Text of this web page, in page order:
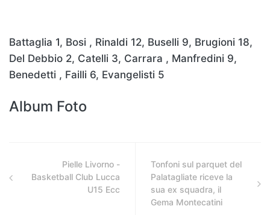
Battaglia 1, Bosi , Rinaldi 12, Buselli 9, Brugioni 18,
Del Debbio 2, Catelli 3, Carrara , Manfredini 9,
Benedetti , Failli 6, Evangelisti 5
Album Foto
Pielle Livorno -
Basketball Club Lucca
U15 Ecc
Tonfoni sul parquet del
Palatagliate riceve la
sua ex squadra, il
Gema Montecatini